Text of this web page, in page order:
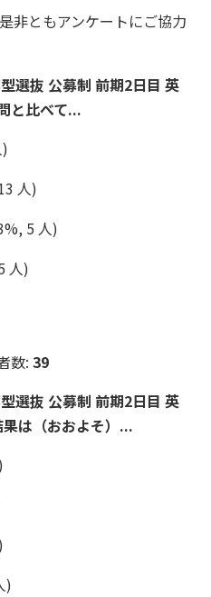
非ともアンケートにご協力
選抜 公募制 前期2日目 英
と比べて...
人)
5 人)
人)
数: 39
選抜 公募制 前期2日目 英
は（おおよそ）...
)